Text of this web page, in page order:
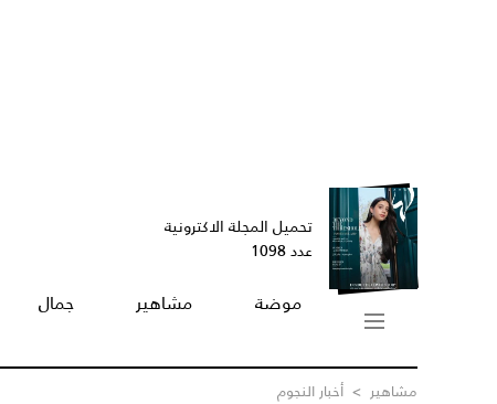
تحميل المجلة الاكترونية
عدد 1098
موضة مشاهير جمال
مشاهير > أخبار النجوم